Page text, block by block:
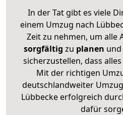
In der Tat gibt es viele
einem Umzug nach
Zeit zu nehmen, um alle
sorgfältig zu planen und
sicherzustellen, dass
Mit der richtigen
deutschlandweiter
Lübbecke erfolgreich
dafür